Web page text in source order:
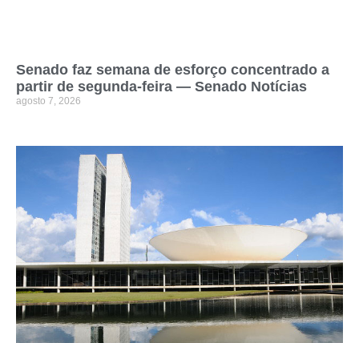
Senado faz semana de esforço concentrado a
partir de segunda-feira — Senado Notícias
agosto 7, 2026